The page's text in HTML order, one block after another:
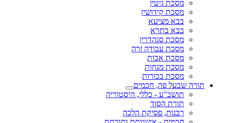
מסכת גיטין
מסכת קידושין
בבא מציעא
בבא בתרא
מסכת סנהדרין
מסכת עבודה זרה
מסכת אבות
מסכת מנחות
מסכת בכורות
תורה שבעל פה, חכמים
תושב"ע - כללי, היסטוריה
תורת הסוד
רבנות, פסיקת הלכה